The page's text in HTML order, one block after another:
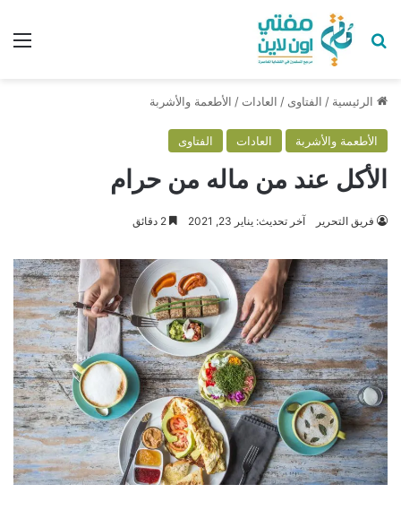
بحث عن
الرئيسية / الفتاوى / العادات / الأطعمة والأشربة
الأطعمة والأشربة العادات الفتاوى
الأكل عند من ماله من حرام
فريق التحرير آخر تحديث: يناير 23, 2021